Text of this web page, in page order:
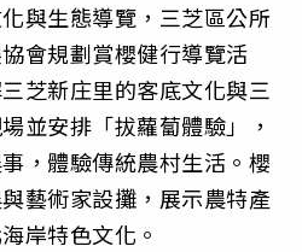
與生態導覽，三芝區公所
會規劃賞櫻健行導覽活
芝新庄里的客底文化與三
並安排「拔蘿蔔體驗」，
，體驗傳統農村生活。櫻
藝術家設攤，展示農特產
岸特色文化。